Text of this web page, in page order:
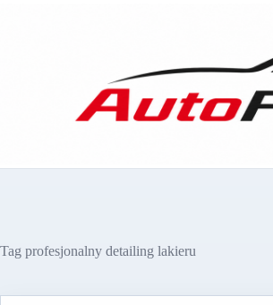
Tag profesjonalny detailing lakieru